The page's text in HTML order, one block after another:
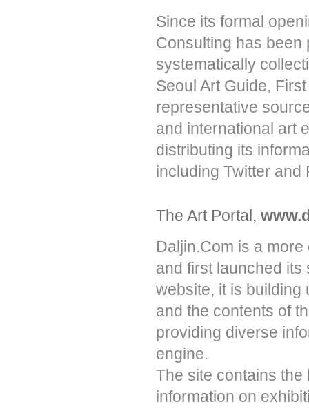
Since its formal
Consulting has been
systematically
Seoul Art Guide,
representative
and international art
distributing its
including Twitter and
The Art Portal,
Daljin.Com is a
and first launched its
website, it is building
and the contents of
providing diverse
engine.
The site contains the
information on